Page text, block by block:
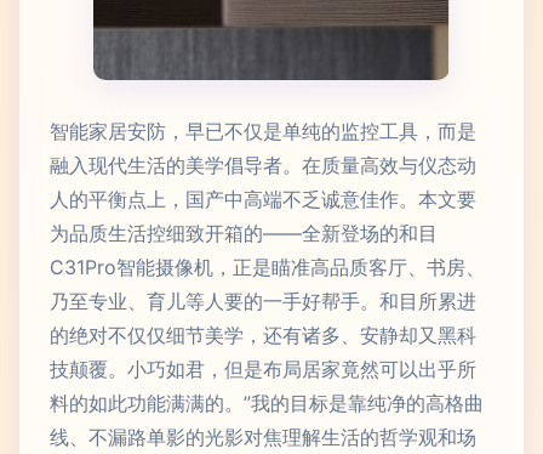
智能家居安防，早已不仅是单纯的监控工具，而是
融入现代生活的美学倡导者。在质量高效与仪态动
人的平衡点上，国产中高端不乏诚意佳作。本文要
为品质生活控细致开箱的——全新登场的和目
C31Pro智能摄像机，正是瞄准高品质客厅、书房、
乃至专业、育儿等人要的一手好帮手。和目所累进
的绝对不仅仅细节美学，还有诸多、安静却又黑科
技颠覆。小巧如君，但是布局居家竟然可以出乎所
料的如此功能满满的。”我的目标是靠纯净的高格曲
线、不漏路单影的光影对焦理解生活的哲学观和场